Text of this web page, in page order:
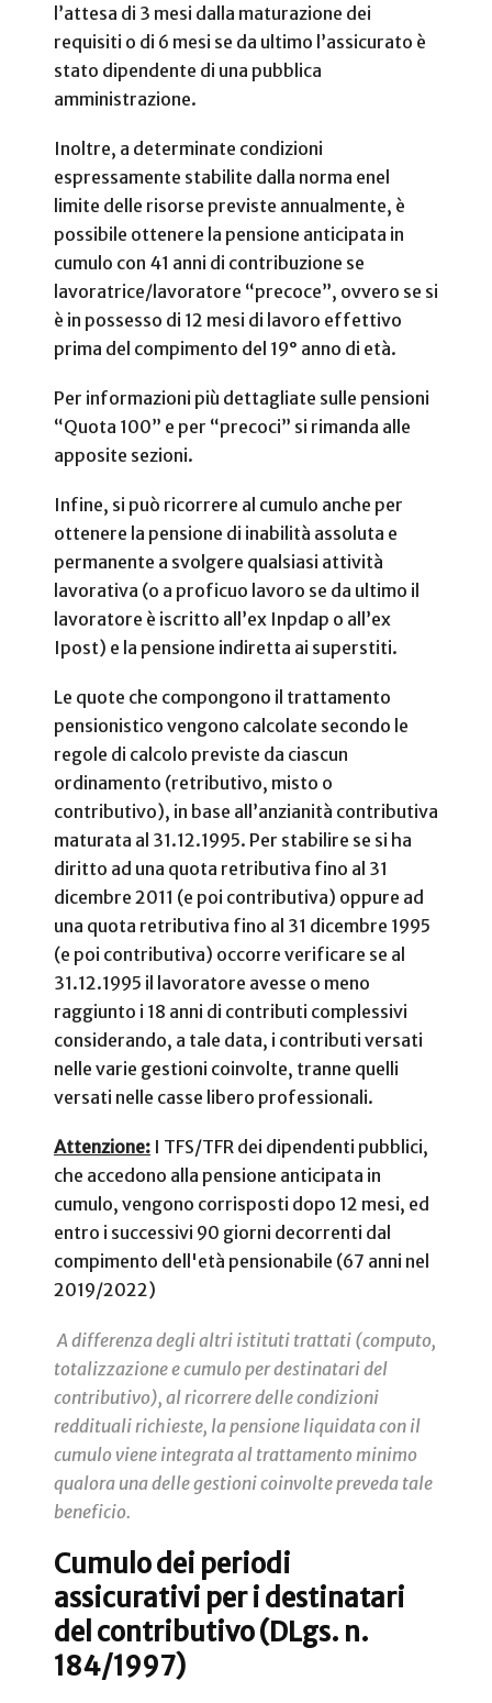
l’attesa di 3 mesi dalla maturazione dei
requisiti o di 6 mesi se da ultimo l’assicurato è
stato dipendente di una pubblica
amministrazione.
Inoltre, a determinate condizioni
espressamente stabilite dalla norma enel
limite delle risorse previste annualmente, è
possibile ottenere la pensione anticipata in
cumulo con 41 anni di contribuzione se
lavoratrice/lavoratore “precoce”, ovvero se si
è in possesso di 12 mesi di lavoro effettivo
prima del compimento del 19° anno di età.
Per informazioni più dettagliate sulle pensioni
“Quota 100” e per “precoci” si rimanda alle
apposite sezioni.
Infine, si può ricorrere al cumulo anche per
ottenere la pensione di inabilità assoluta e
permanente a svolgere qualsiasi attività
lavorativa (o a proficuo lavoro se da ultimo il
lavoratore è iscritto all’ex Inpdap o all’ex
Ipost) e la pensione indiretta ai superstiti.
Le quote che compongono il trattamento
pensionistico vengono calcolate secondo le
regole di calcolo previste da ciascun
ordinamento (retributivo, misto o
contributivo), in base all’anzianità contributiva
maturata al 31.12.1995. Per stabilire se si ha
diritto ad una quota retributiva fino al 31
dicembre 2011 (e poi contributiva) oppure ad
una quota retributiva fino al 31 dicembre 1995
(e poi contributiva) occorre verificare se al
31.12.1995 il lavoratore avesse o meno
raggiunto i 18 anni di contributi complessivi
considerando, a tale data, i contributi versati
nelle varie gestioni coinvolte, tranne quelli
versati nelle casse libero professionali.
Attenzione: I TFS/TFR dei dipendenti pubblici,
che accedono alla pensione anticipata in
cumulo, vengono corrisposti dopo 12 mesi, ed
entro i successivi 90 giorni decorrenti dal
compimento dell'età pensionabile (67 anni nel
2019/2022)
A differenza degli altri istituti trattati (computo,
totalizzazione e cumulo per destinatari del
contributivo), al ricorrere delle condizioni
reddituali richieste, la pensione liquidata con il
cumulo viene integrata al trattamento minimo
qualora una delle gestioni coinvolte preveda tale
beneficio.
Cumulo dei periodi
assicurativi per i destinatari
del contributivo (DLgs. n.
184/1997)